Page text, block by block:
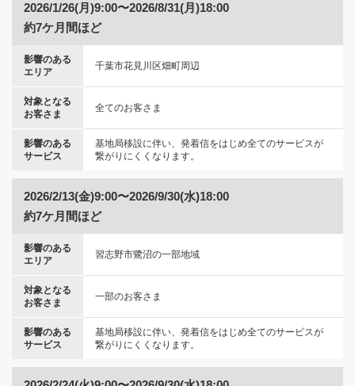
2026/1/26(月)9:00〜2026/8/31(月)18:00
約7ケ月間ほど
影響のある
エリア
千葉市花見川区畑町周辺
対象となる
お客さま
全てのお客さま
影響のある
サービス
基地局移設に伴い、発着信をはじめ全てのサービスが
繋がりにくくなります。
2026/2/13(金)9:00〜2026/9/30(水)18:00
約7ケ月間ほど
影響のある
エリア
習志野市鷺沼の一部地域
対象となる
お客さま
一部のお客さま
影響のある
サービス
基地局移設に伴い、発着信をはじめ全てのサービスが
繋がりにくくなります。